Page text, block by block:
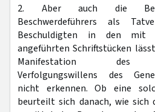
2. Aber auch die
Beschwerdeführers als
Beschuldigten in den mit
angeführten Schriftstücken
Manifestation des
Verfolgungswillens des
nicht erkennen. Ob eine
beurteilt sich danach, wie sich